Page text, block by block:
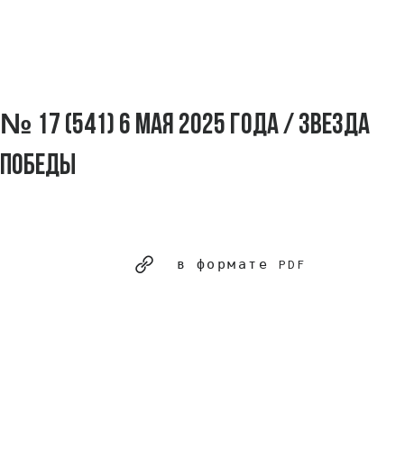
№ 17 (541) 6 мая 2025 года / Звезда
Победы
в формате PDF